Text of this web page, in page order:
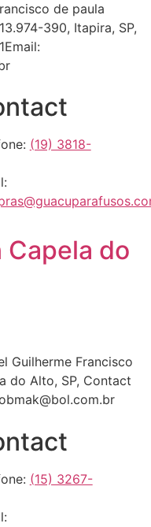
de paula
390, Itapira, SP,
(19) 3818-
Capela do
Guilherme Francisco
do Alto, SP, Contact
(15) 3267-